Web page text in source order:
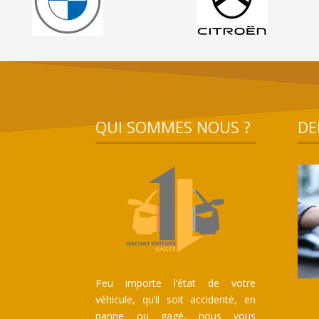
QUI SOMMES NOUS ?
Peu importe l’état de votre
véhicule, qu’il soit accidenté, en
panne ou gagé, nous vous